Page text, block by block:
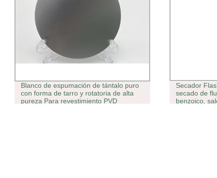
Blanco de espumación de tántalo puro
con forma de tarro y rotatoria de alta
pureza Para revestimiento PVD
Secador
secado de
benzoico,